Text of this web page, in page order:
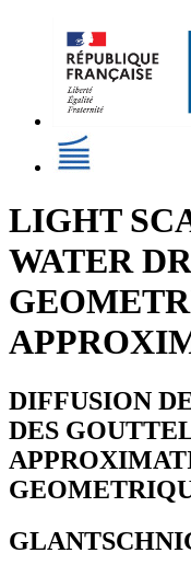
LIGHT
WATER
DIFFUSION
DES